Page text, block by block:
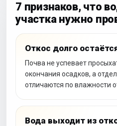
7 признаков, что
участка нужно
Откос долго
Почва не успевает
окончания осадков, а
отличаются по влажности
Вода выходит из